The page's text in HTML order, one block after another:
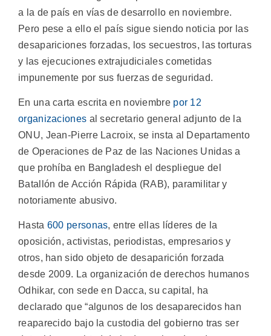
a la de país en vías de desarrollo en noviembre.
Pero pese a ello el país sigue siendo noticia por las
desapariciones forzadas, los secuestros, las torturas
y las ejecuciones extrajudiciales cometidas
impunemente por sus fuerzas de seguridad.
En una carta escrita en noviembre por 12
organizaciones al secretario general adjunto de la
ONU, Jean-Pierre Lacroix, se insta al Departamento
de Operaciones de Paz de las Naciones Unidas a
que prohíba en Bangladesh el despliegue del
Batallón de Acción Rápida (RAB), paramilitar y
notoriamente abusivo.
Hasta 600 personas, entre ellas líderes de la
oposición, activistas, periodistas, empresarios y
otros, han sido objeto de desaparición forzada
desde 2009. La organización de derechos humanos
Odhikar, con sede en Dacca, su capital, ha
declarado que “algunos de los desaparecidos han
reaparecido bajo la custodia del gobierno tras ser